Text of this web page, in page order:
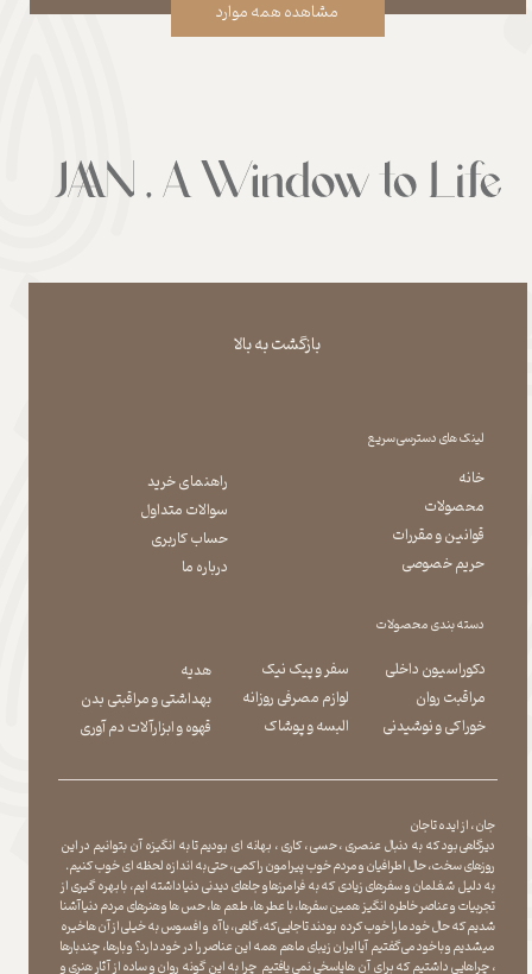
مشاهده همه موارد
بازگشت به بالا
لینک های دسترسی سریع
دسته بندی محصولات
خانه
محصولات
قوانین و مقررات
حریم خصوصی
راهنمای خرید
سوالات متداول
حساب کاربری
درباره ما
دکوراسیون داخلی
مراقبت روان
​​​​​​​خوراکی و نوشیدنی
سفر و پیک نیک
لوازم مصرفی روزانه
​​​​​​​البسه و پوشاک
هدیه
بهداشتی و مراقبتی بدن
​​​​​​​قهوه و ابزارآلات دم آوری
جان ، از ایده تا جان
دیرگاهی بود که به دنبال عنصری ، حسی ، کاری ، بهانه ای بودیم تا به انگیزه آن بتوانیم در این
روزهای سخت ، حال اطرافیان و مردم خوب پیرامون را کمی ، حتی به اندازه لحظه ای خوب کنیم.
به دلیل شغلمان و سفرهای زیادی که به فرامرزها و جاهای دیدنی دنیا داشته ایم، با بهره گیری از
تجربیات و عناصر خاطره انگیز همین سفرها ، با عطر ها ، طعم ها ، حس ها و هنرهای مردم دنیا آشنا
شدیم که حال خود ما را خوب کرده بودند تا جایی که، گاهی ، با آه و افسوس به خیلی از آن ها خیره
میشدیم و با خود می گفتیم آیا ایران زیبای ما هم همه این عناصر را در خود دارد؟ و بارها ، چندبارها
، چراهایی داشتیم که برای آن ها پاسخی نمی یافتیم چرا به این گونه روان و ساده از آثار هنری و